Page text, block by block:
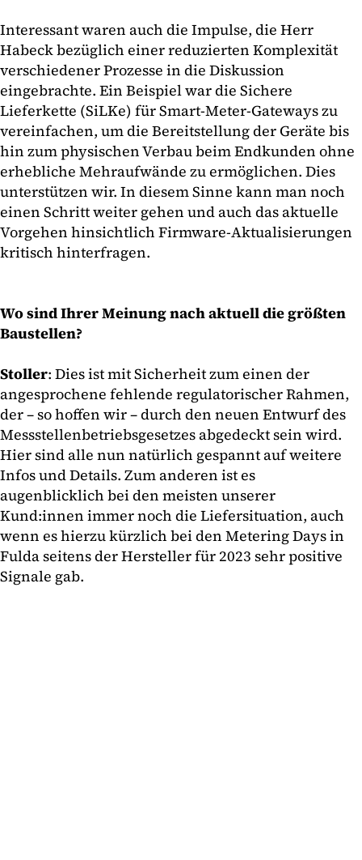
Interessant waren auch die Impulse, die Herr
Habeck bezüglich einer reduzierten Komplexität
verschiedener Prozesse in die Diskussion
eingebrachte. Ein Beispiel war die Sichere
Lieferkette (SiLKe) für Smart-Meter-Gateways zu
vereinfachen, um die Bereitstellung der Geräte bis
hin zum physischen Verbau beim Endkunden ohne
erhebliche Mehraufwände zu ermöglichen. Dies
unterstützen wir. In diesem Sinne kann man noch
einen Schritt weiter gehen und auch das aktuelle
Vorgehen hinsichtlich Firmware-Aktualisierungen
kritisch hinterfragen.
Wo sind Ihrer Meinung nach aktuell die größten
Baustellen?
Stoller: Dies ist mit Sicherheit zum einen der
angesprochene fehlende regulatorischer Rahmen,
der – so hoffen wir – durch den neuen Entwurf des
Messstellenbetriebsgesetzes abgedeckt sein wird.
Hier sind alle nun natürlich gespannt auf weitere
Infos und Details. Zum anderen ist es
augenblicklich bei den meisten unserer
Kund:innen immer noch die Liefersituation, auch
wenn es hierzu kürzlich bei den Metering Days in
Fulda seitens der Hersteller für 2023 sehr positive
Signale gab.